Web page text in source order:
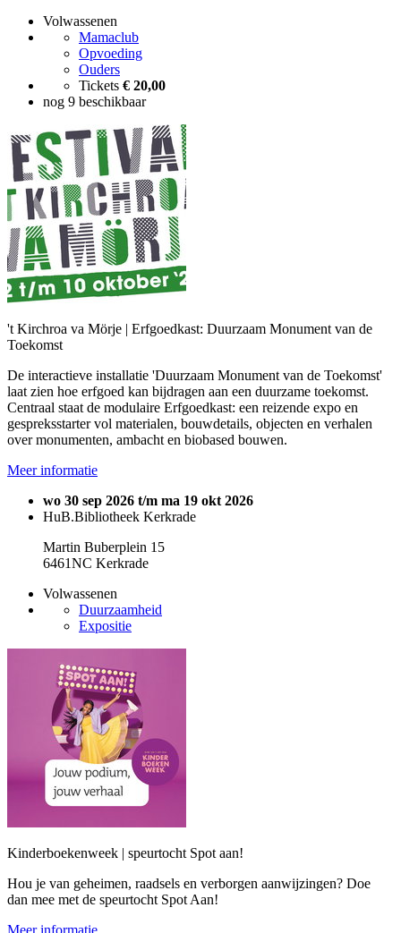
Volwassenen
Mamaclub
Opvoeding
Ouders
Tickets € 20,00
nog 9 beschikbaar
't Kirchroa va Mörje | Erfgoedkast: Duurzaam Monument van de
Toekomst
De interactieve installatie 'Duurzaam Monument van de Toekomst'
laat zien hoe erfgoed kan bijdragen aan een duurzame toekomst.
Centraal staat de modulaire Erfgoedkast: een reizende expo en
gespreksstarter vol materialen, bouwdetails, objecten en verhalen
over monumenten, ambacht en biobased bouwen.
Meer informatie
wo 30 sep 2026 t/m ma 19 okt 2026
HuB.Bibliotheek Kerkrade
Martin Buberplein 15
6461NC Kerkrade
Volwassenen
Duurzaamheid
Expositie
Kinderboekenweek | speurtocht Spot aan!
Hou je van geheimen, raadsels en verborgen aanwijzingen? Doe
dan mee met de speurtocht Spot Aan!
Meer informatie